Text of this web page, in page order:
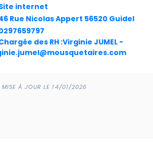
internet
Rue Nicolas Appert 56520 Guidel
des RH :Virginie JUMEL -
MISE À JOUR LE 14/01/2026